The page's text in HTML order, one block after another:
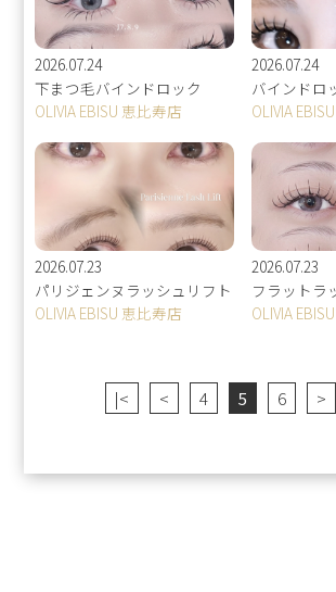
2026.07.24
下まつ毛バインドロック
OLIVIA EBISU 恵比寿店
2026.07.24
バインドロ
OLIVIA
2026.07.23
パリジェンヌラッシュリフト
OLIVIA EBISU 恵比寿店
2026.07.23
フラットラ
OLIVIA
|< < 4 5 6 >